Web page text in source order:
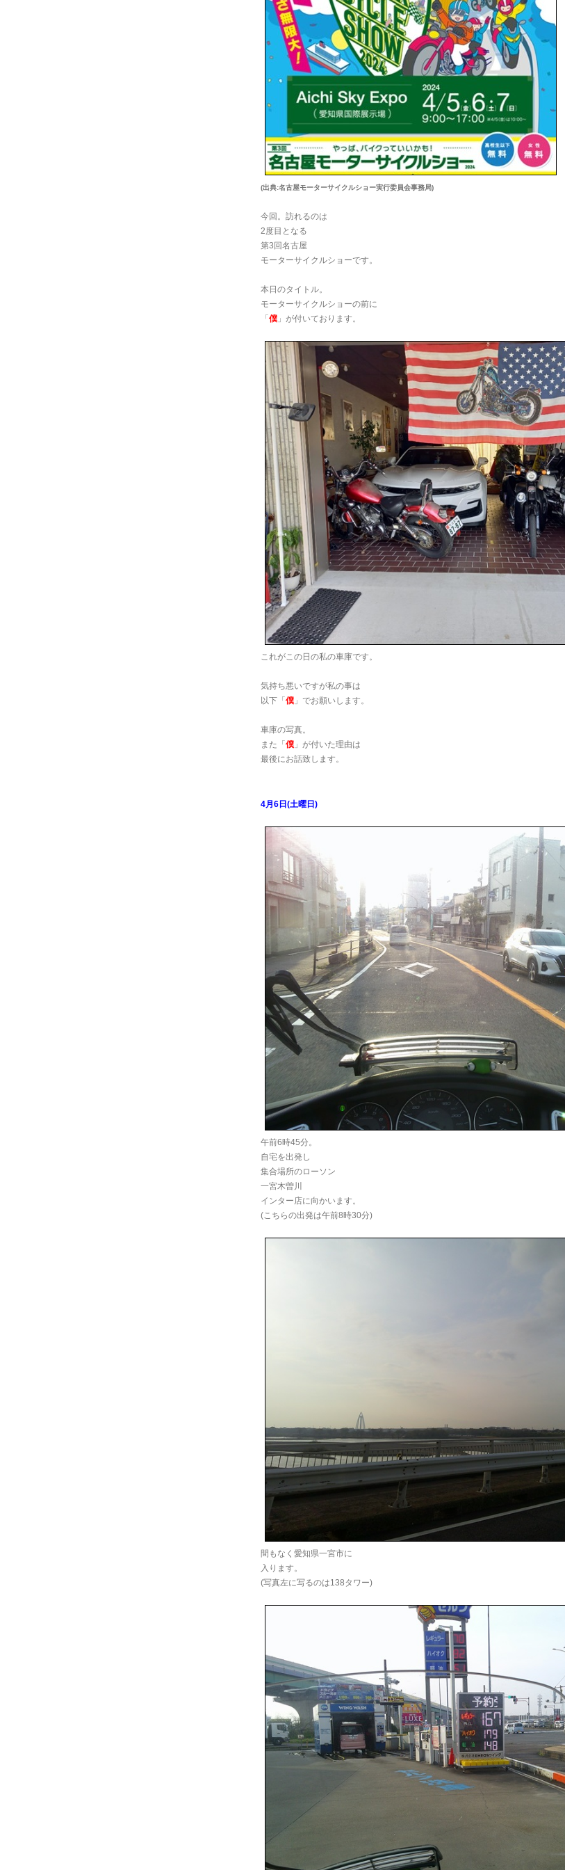
(出典:名古屋モーターサイクルショー実行委員会事務局)
今回。訪れるのは
2度目となる
第3回名古屋
モーターサイクルショーです。
本日のタイトル。
モーターサイクルショーの前に
「 僕 」が付いております。
これがこの日の私の車庫です。
気持ち悪いですが私の事は
以下「 僕 」でお願いします。
車庫の写真。
また「 僕 」が付いた理由は
最後にお話致します。
4月6日(土曜日)
午前6時45分。
自宅を出発し
集合場所のローソン
一宮木曽川
インター店に向かいます。
(こちらの出発は午前8時30分)
間もなく愛知県一宮市に
入ります。
(写真左に写るのは138タワー)